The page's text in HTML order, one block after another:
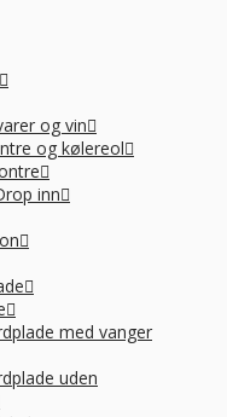
og vin
og kølereol
inn
med vanger
uden